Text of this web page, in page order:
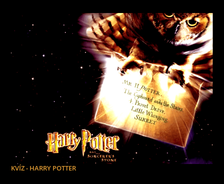
KVÍZ - HARRY POTTER